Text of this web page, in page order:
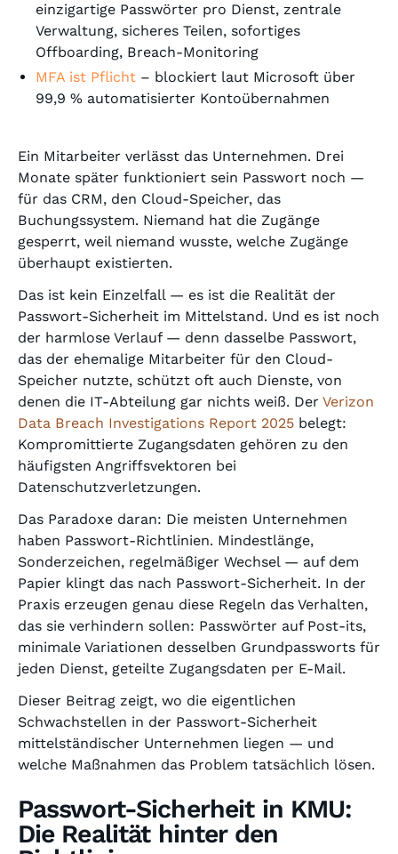
einzigartige Passwörter pro Dienst, zentrale
Verwaltung, sicheres Teilen, sofortiges
Offboarding, Breach-Monitoring
MFA ist Pflicht– blockiert laut Microsoft über
99,9 % automatisierter Kontoübernahmen
Ein Mitarbeiter verlässt das Unternehmen. Drei
Monate später funktioniert sein Passwort noch —
für das CRM, den Cloud-Speicher, das
Buchungssystem. Niemand hat die Zugänge
gesperrt, weil niemand wusste, welche Zugänge
überhaupt existierten.
Das ist kein Einzelfall — es ist die Realität der
Passwort-Sicherheit im Mittelstand. Und es ist noch
der harmlose Verlauf — denn dasselbe Passwort,
das der ehemalige Mitarbeiter für den Cloud-
Speicher nutzte, schützt oft auch Dienste, von
denen die IT-Abteilung gar nichts weiß. Der Verizon
Data Breach Investigations Report 2025belegt:
Kompromittierte Zugangsdaten gehören zu den
häufigsten Angriffsvektoren bei
Datenschutzverletzungen.
Das Paradoxe daran: Die meisten Unternehmen
haben Passwort-Richtlinien. Mindestlänge,
Sonderzeichen, regelmäßiger Wechsel — auf dem
Papier klingt das nach Passwort-Sicherheit. In der
Praxis erzeugen genau diese Regeln das Verhalten,
das sie verhindern sollen: Passwörter auf Post-its,
minimale Variationen desselben Grundpassworts für
jeden Dienst, geteilte Zugangsdaten per E-Mail.
Dieser Beitrag zeigt, wo die eigentlichen
Schwachstellen in der Passwort-Sicherheit
mittelständischer Unternehmen liegen — und
welche Maßnahmen das Problem tatsächlich lösen.
Passwort-Sicherheit in KMU:
Die Realität hinter den